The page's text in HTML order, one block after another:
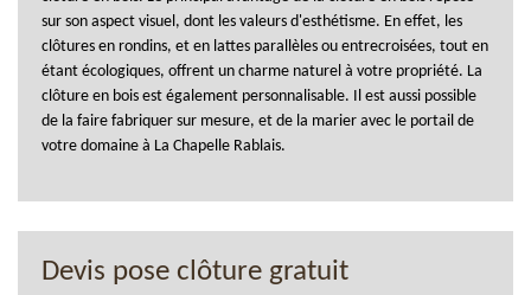
sur son aspect visuel, dont les valeurs d'esthétisme. En effet, les
clôtures en rondins, et en lattes parallèles ou entrecroisées, tout en
étant écologiques, offrent un charme naturel à votre propriété. La
clôture en bois est également personnalisable. Il est aussi possible
de la faire fabriquer sur mesure, et de la marier avec le portail de
votre domaine à La Chapelle Rablais.
Devis pose clôture gratuit